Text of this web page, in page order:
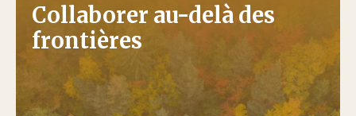
Collaborer au-delà des
frontières